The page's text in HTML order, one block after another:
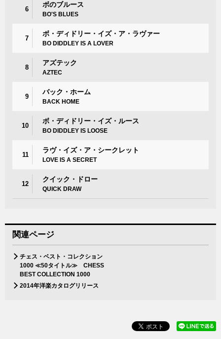
6
ボのブルース
BO'S BLUES
7
ボ・ディドリー・イズ・ア・ラヴァー
BO DIDDLEY IS A LOVER
8
アズテック
AZTEC
9
バック・ホーム
BACK HOME
10
ボ・ディドリー・イズ・ルース
BO DIDDLEY IS LOOSE
11
ラヴ・イズ・ア・シークレット
LOVE IS A SECRET
12
クイック・ドロー
QUICK DRAW
関連ページ
チェス・ベスト・コレクション
1000 ≪50タイトル≫ CHESS
BEST COLLECTION 1000
2014年洋楽カタログリリース